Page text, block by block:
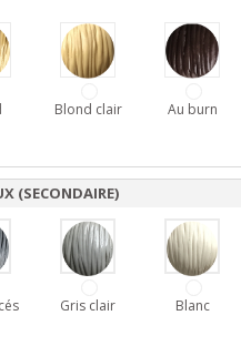
Blond clair Au burn
(SECONDAIRE)
Gris clair Blanc